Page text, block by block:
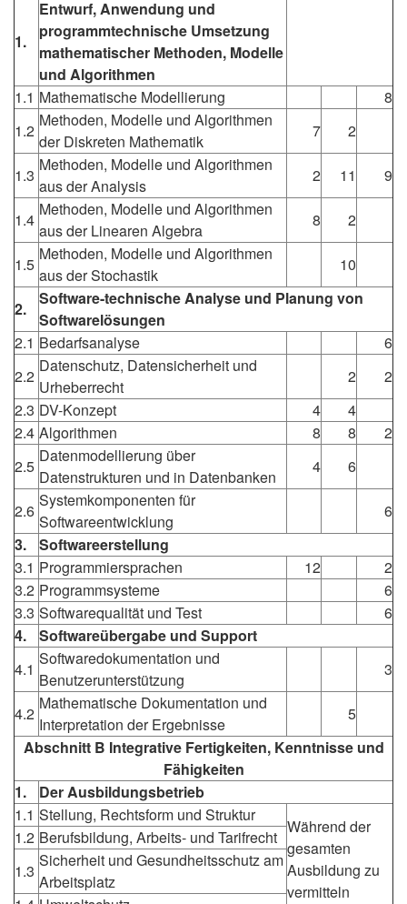
1.
Entwurf, Anwendung und
programmtechnische Umsetzung
mathematischer Methoden, Modelle
und Algorithmen
1.1 Mathematische Modellierung
8
1.2
Methoden, Modelle und Algorithmen
der Diskreten Mathematik
7 2
1.3
Methoden, Modelle und Algorithmen
aus der Analysis
2 11 9
1.4
Methoden, Modelle und Algorithmen
aus der Linearen Algebra
8 2
1.5
Methoden, Modelle und Algorithmen
aus der Stochastik
10
2.
Software-technische Analyse und Planung von
Softwarelösungen
2.1 Bedarfsanalyse
6
2.2
Datenschutz, Datensicherheit und
Urheberrecht
2
2
2.3 DV-Konzept 4
4
2.4 Algorithmen 8 8
2
2.5
Datenmodellierung über
Datenstrukturen und in Datenbanken
4 6
2.6
Systemkomponenten für
Softwareentwicklung
6
3.
Softwareerstellung
3.1 Programmiersprachen 12
2
3.2 Programmsysteme
6
3.3 Softwarequalität und Test
6
4.
Softwareübergabe und Support
4.1
Softwaredokumentation und
Benutzerunterstützung
3
4.2
Mathematische Dokumentation und
Interpretation der Ergebnisse
5
Abschnitt B Integrative Fertigkeiten, Kenntnisse und
Fähigkeiten
1.
Der Ausbildungsbetrieb
1.1 Stellung, Rechtsform und Struktur
Während der
gesamten
Ausbildung zu
vermitteln
1.2 Berufsbildung, Arbeits- und Tarifrecht
1.3
Sicherheit und Gesundheitsschutz am
Arbeitsplatz